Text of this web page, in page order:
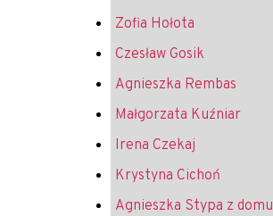
Zofia Hołota
Czesław Gosik
Agnieszka Rembas
Małgorzata Kuźniar
Irena Czekaj
Krystyna Cichoń
Agnieszka Stypa z domu